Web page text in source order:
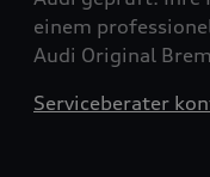
einem
Audi Original
Serviceberater